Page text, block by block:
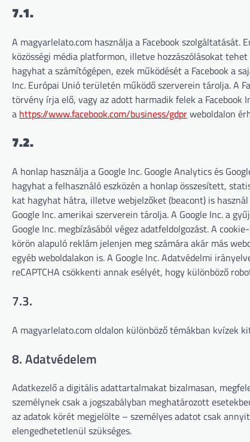
7.1.
A magyarlelato.com használja a Facebook
közösségi média platformon, illetve hozzászólásokat
hagyhat a számítógépen, ezek működését a Facebook a
Inc. Európai Unió területén működő szerverein tárolja. A
törvény írja elő, vagy az adott harmadik felek a Facebook
a https://www.facebook.com/business/gdprweboldalon
7.2.
A honlap használja a Google Inc. Google Analytics és
hagyhat a felhasználó eszközén a honlap összesített,
kat hagyhat hátra, illetve webjelzőket (beacont) is
Google Inc. amerikai szerverein tárolja. A Google Inc. a
Google Inc. megbízásából végez adatfeldolgozást. A
körön alapuló reklám jelenjen meg számára akár más
egyéb weboldalakon is. A Google Inc. Adatvédelmi
reCAPTCHA csökkenti annak esélyét, hogy különböző
7.3.
A magyarlelato.com oldalon különböző témákban kvízek
8. Adatvédelem
Adatkezelő a digitális adattartalmakat bizalmasan,
személynek csak a jogszabályban meghatározott
az adatok körét megjelölte – személyes adatot csak
elengedhetetlenül szükséges.